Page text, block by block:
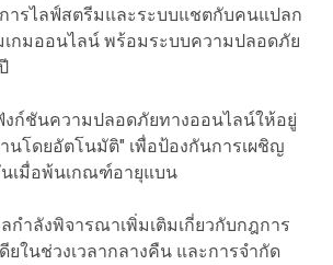
ารไลฟ์สตรีมและระบบแชตกับคนแปลก
กมออนไลน์ พร้อมระบบความปลอดภัย
งก์ชันความปลอดภัยทางออนไลน์ให้อยู่
นโดยอัตโนมัติ" เพื่อป้องกันการเผชิญ
เมื่อพ้นเกณฑ์อายุแบน
กำลังพิจารณาเพิ่มเติมเกี่ยวกับกฎการ
ยในช่วงเวลากลางคืน และการจำกัด